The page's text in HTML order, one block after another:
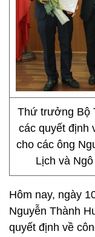
Thứ trưởng Bộ
các quyết định
cho các ông
Lịch và
Hôm nay, ngày
Nguyễn Thành
quyết định về